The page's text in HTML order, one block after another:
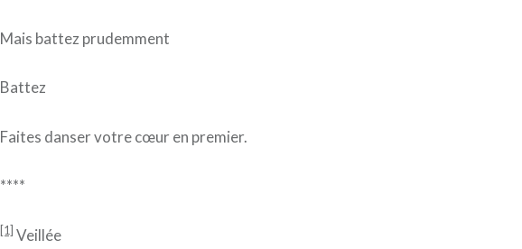
Mais battez prudemment
Battez
Faites danser votre cœur en premier.
****
[1] Veillée